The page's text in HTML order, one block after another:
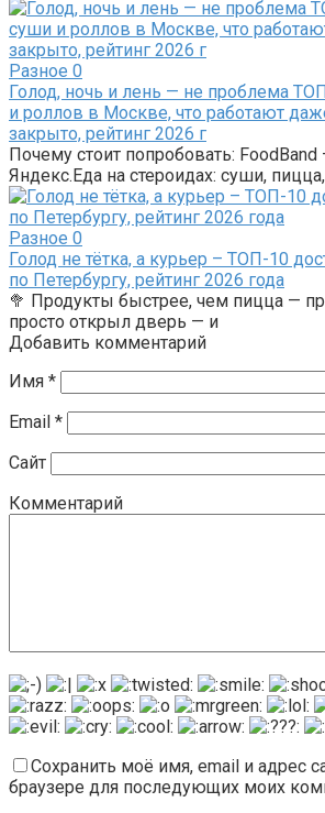
Разное 0
Голод, ночь и лень — не проблема
и роллов в Москве, что работают
закрыто, рейтинг 2026 г
Почему стоит попробовать: FoodBand
Яндекс.Еда на стероидах: суши,
Разное 0
Голод не тётка, а курьер – ТОП-10
по Петербургу, рейтинг 2026 года
🥦 Продукты быстрее, чем пицца —
просто открыл дверь — и
Добавить комментарий
Имя *
Email *
Сайт
Комментарий
Сохранить моё имя, email и адрес
браузере для последующих моих